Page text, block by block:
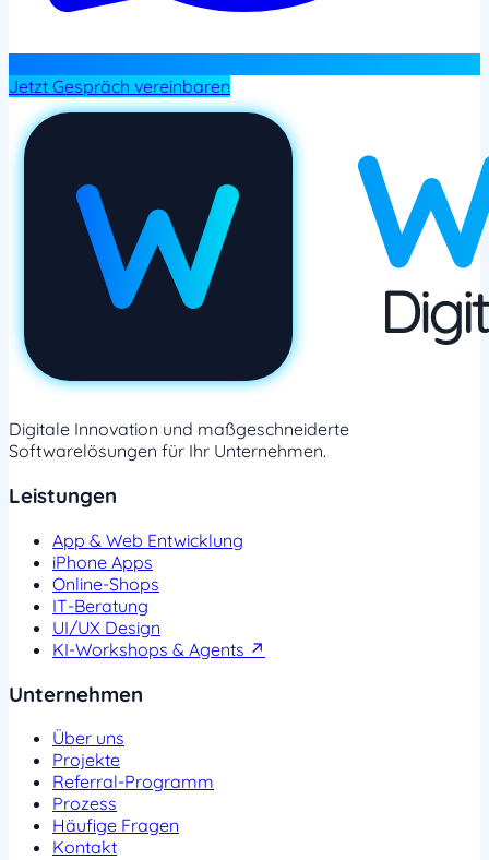
Jetzt Gespräch vereinbaren
Digitale Innovation und maßgeschneiderte
Softwarelösungen für Ihr Unternehmen.
Leistungen
App & Web Entwicklung
iPhone Apps
Online-Shops
IT-Beratung
UI/UX Design
KI-Workshops & Agents ↗
Unternehmen
Über uns
Projekte
Referral-Programm
Prozess
Häufige Fragen
Kontakt